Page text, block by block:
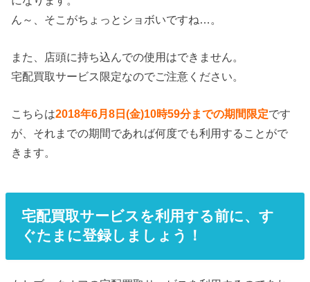
ん～、そこがちょっとショボいですね…。
また、店頭に持ち込んでの使用はできません。
宅配買取サービス限定なのでご注意ください。
こちらは2018年6月8日(金)10時59分までの期間限定です
が、それまでの期間であれば何度でも利用することがで
きます。
宅配買取サービスを利用する前に、す
ぐたまに登録しましょう！